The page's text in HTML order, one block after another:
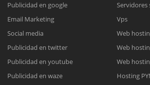
Reunión online
Nuestros ejecutivos le enviarán un correo
Publicidad en google
Email Marketing
Social media
Publicidad en twitter
Publicidad en youtube
Publicidad en waze
Servidores
Vps
Web
Web
Web
Hosting